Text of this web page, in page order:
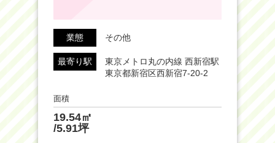
業態 その他
最寄り駅
東京メトロ丸の内線 西新宿駅
東京都新宿区西新宿7-20-2
面積
19.54㎡
/5.91坪